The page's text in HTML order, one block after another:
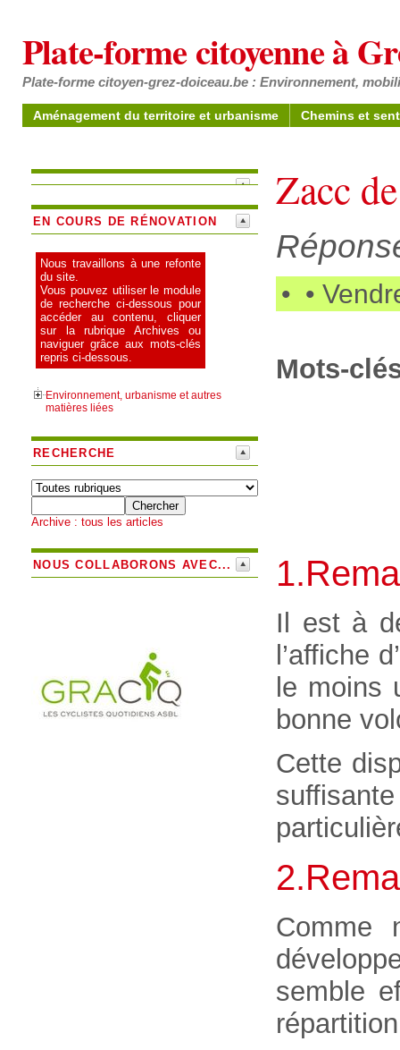
Plate-forme citoyenne à
Plate-forme citoyen-grez-doiceau.be : Environnement,
Aménagement du territoire et urbanisme Chemins et
EN COURS DE RÉNOVATION
Nous travaillons à une refonte
du site.
Vous pouvez utiliser le module
de recherche ci-dessous pour
accéder au contenu, cliquer
sur la rubrique Archives ou
naviguer grâce aux mots-clés
repris ci-dessous.
Environnement, urbanisme et autres
matières liées
RECHERCHE
Archive : tous les articles
NOUS COLLABORONS AVEC...
Zacc
• •
Mots-
Il est à
l’affiche d’
le moins
bonne
Cette
Comme
semble